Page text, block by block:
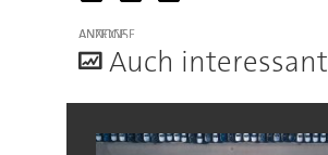
ANZEIGE
Auch interessant